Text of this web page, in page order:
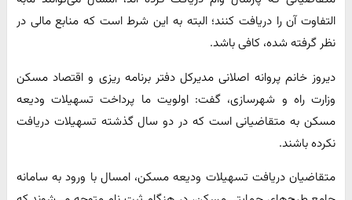
التفاوت آن را دریافت کنند؛ البته به این شرط است که منابع مالی در
نظر گرفته شده، کافی باشد.
دیروز خانم پروانه اصلانی مدیرکل دفتر برنامه ریزی و اقتصاد مسکن
وزارت راه و شهرسازی، گفت: اولویت ما پرداخت تسهیلات ودیعه
مسکن به متقاضیانی است که در دو سال گذشته تسهیلات دریافت
نکرده باشند.
متقاضیان دریافت تسهیلات ودیعه مسکن، امسال با ورود به سامانه